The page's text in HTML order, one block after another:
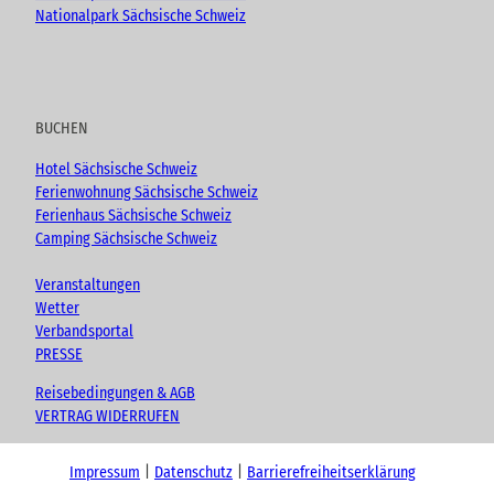
Nationalpark Sächsische Schweiz
BUCHEN
Hotel Sächsische Schweiz
Ferienwohnung Sächsische Schweiz
Ferienhaus Sächsische Schweiz
Camping Sächsische Schweiz
Veranstaltungen
Wetter
Verbandsportal
PRESSE
Reisebedingungen & AGB
VERTRAG WIDERRUFEN
Impressum Datenschutz Barrierefreiheitserklärung